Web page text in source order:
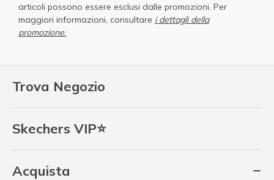
Trova Negozio
Skechers VIP⭐
Acquista
articoli possono essere esclusi dalle promozioni. Per
maggiori informazioni, consultare i dettagli della
promozione.